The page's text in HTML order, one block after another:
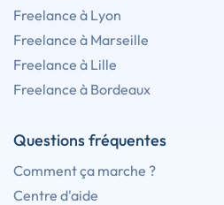
Freelance à Lyon
Freelance à Marseille
Freelance à Lille
Freelance à Bordeaux
Questions fréquentes
Comment ça marche ?
Centre d'aide